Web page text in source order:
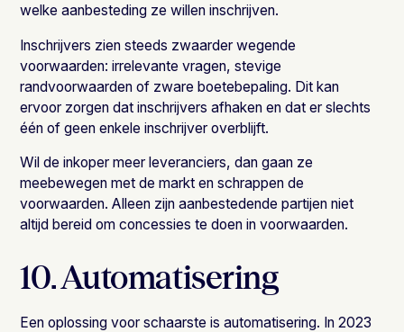
welke aanbesteding ze willen inschrijven.
Inschrijvers zien steeds zwaarder wegende
voorwaarden: irrelevante vragen, stevige
randvoorwaarden of zware boetebepaling. Dit kan
ervoor zorgen dat inschrijvers afhaken en dat er slechts
één of geen enkele inschrijver overblijft.
Wil de inkoper meer leveranciers, dan gaan ze
meebewegen met de markt en schrappen de
voorwaarden. Alleen zijn aanbestedende partijen niet
altijd bereid om concessies te doen in voorwaarden.
10. Automatisering
Een oplossing voor schaarste is automatisering. In 2023